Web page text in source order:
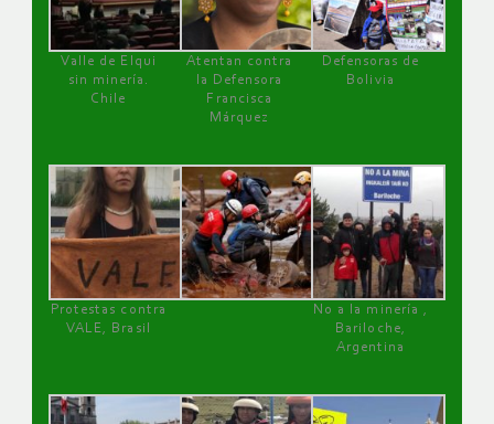
Valle de Elqui
sin minería.
Chile
Atentan contra
la Defensora
Francisca
Márquez
Defensoras de
Bolivia
Protestas contra
VALE, Brasil
No a la minería ,
Bariloche,
Argentina